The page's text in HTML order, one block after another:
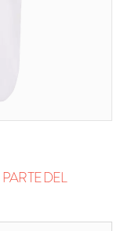
PARTE DEL